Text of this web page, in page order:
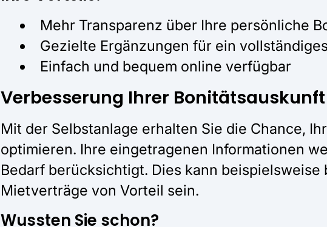
Mehr Transparenz über Ihre persönliche
Gezielte Ergänzungen für ein
Einfach und bequem online verfügbar
Verbesserung Ihrer Bonitätsauskunft
Mit der Selbstanlage erhalten Sie die Chance,
optimieren. Ihre eingetragenen Informationen
Bedarf berücksichtigt. Dies kann
Mietverträge von Vorteil sein.
Wussten Sie schon?